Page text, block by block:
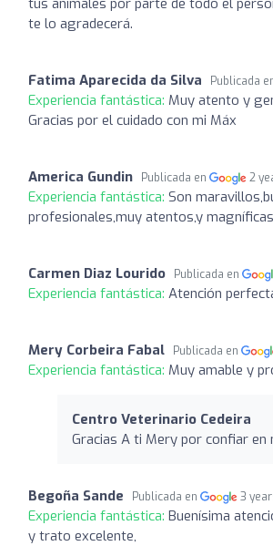
te lo agradecerá.
Fatima Aparecida da Silva Publicada
Experiencia fantástica: Muy atento y
Gracias por el cuidado con mi Máx
America Gundin Publicada en 2
Experiencia fantástica: Son
profesionales,muy atentos,y
Carmen Diaz Lourido Publicada en
Experiencia fantástica: Atención
Mery Corbeira Fabal Publicada en
Experiencia fantástica: Muy amable y
Centro Veterinario Cedeira
Gracias A ti Mery por confiar en
Begoña Sande Publicada en 3
Experiencia fantástica: Buenísima
y trato excelente,